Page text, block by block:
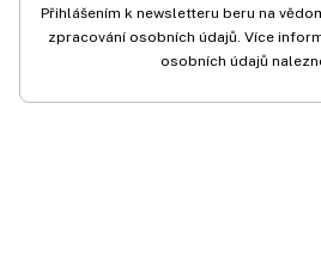
Přihlášením k newsletteru beru na
zpracování osobních údajů. Více
osobních údajů